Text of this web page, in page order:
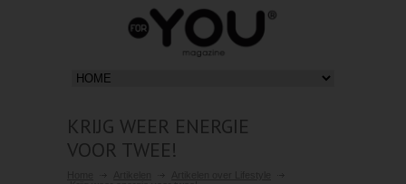
KRIJG WEER ENERGIE
VOOR TWEE!